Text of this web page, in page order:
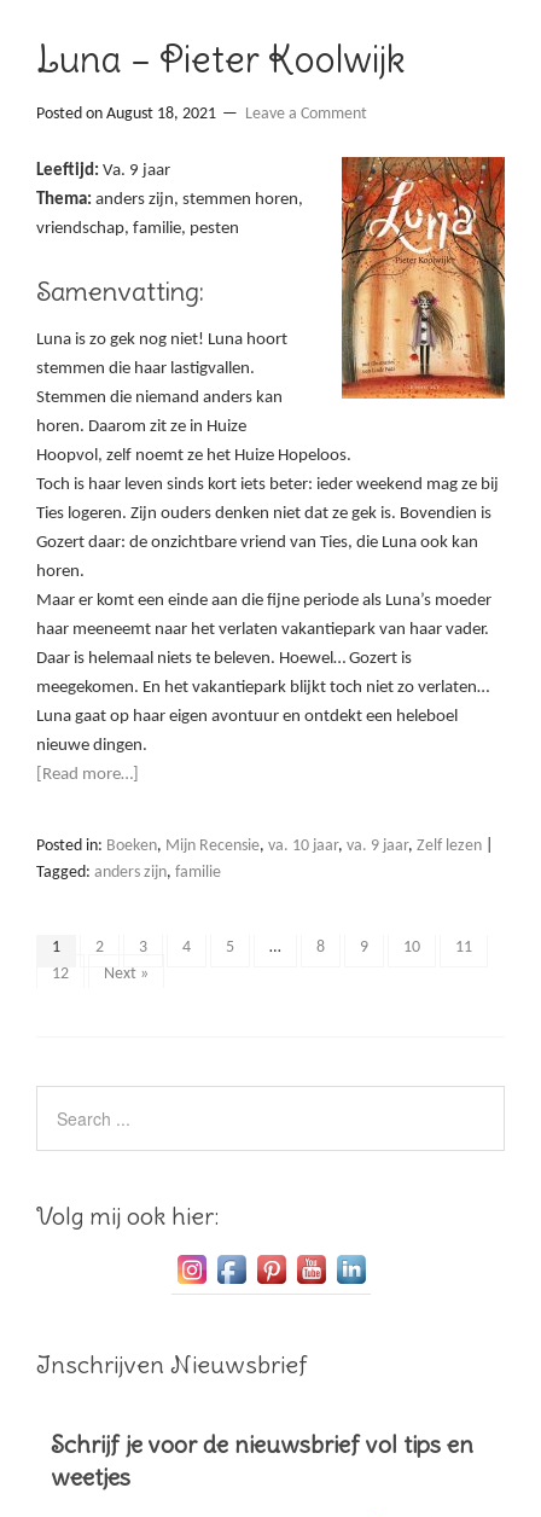
Luna – Pieter Koolwijk
Posted on August 18, 2021 Leave a Comment
Leeftijd: Va. 9 jaar
Thema: anders zijn, stemmen horen,
vriendschap, familie, pesten
Samenvatting:
Luna is zo gek nog niet! Luna hoort
stemmen die haar lastigvallen.
Stemmen die niemand anders kan
horen. Daarom zit ze in Huize
Hoopvol, zelf noemt ze het Huize Hopeloos.
Toch is haar leven sinds kort iets beter: ieder weekend mag ze bij
Ties logeren. Zijn ouders denken niet dat ze gek is. Bovendien is
Gozert daar: de onzichtbare vriend van Ties, die Luna ook kan
horen.
Maar er komt een einde aan die fijne periode als Luna’s moeder
haar meeneemt naar het verlaten vakantiepark van haar vader.
Daar is helemaal niets te beleven. Hoewel… Gozert is
meegekomen. En het vakantiepark blijkt toch niet zo verlaten…
Luna gaat op haar eigen avontuur en ontdekt een heleboel
nieuwe dingen.
[Read more…]
Posted in: Boeken, Mijn Recensie, va. 10 jaar, va. 9 jaar, Zelf lezen
Tagged: anders zijn, familie
1 2 3 4 5 … 8 9 10
11
12
Next »
Volg mij ook hier:
Inschrijven Nieuwsbrief
Schrijf je voor de nieuwsbrief vol tips en
weetjes